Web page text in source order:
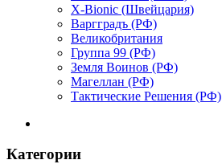
X-Bionic (Швейцария)
Варгградъ (РФ)
Великобритания
Группа 99 (РФ)
Земля Воинов (РФ)
Магеллан (РФ)
Тактические Решения (РФ)
Категории